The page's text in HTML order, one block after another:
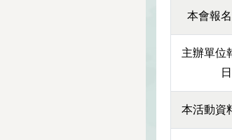
本會報
主辦單位
日
本活動資